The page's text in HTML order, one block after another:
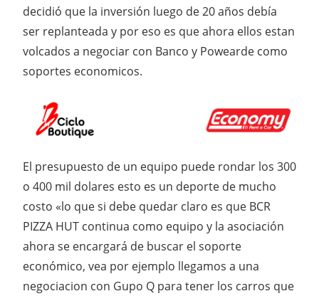
decidió que la inversión luego de 20 años debía
ser replanteada y por eso es que ahora ellos estan
volcados a negociar con Banco y Powearde como
soportes economicos.
El presupuesto de un equipo puede rondar los 300
o 400 mil dolares esto es un deporte de mucho
costo «lo que si debe quedar claro es que BCR
PIZZA HUT continua como equipo y la asociación
ahora se encargará de buscar el soporte
económico, vea por ejemplo llegamos a una
negociacion con Gupo Q para tener los carros que